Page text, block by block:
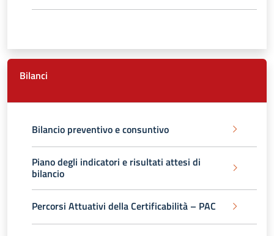
Bilanci
Bilancio preventivo e consuntivo
Piano degli indicatori e risultati attesi di
bilancio
Percorsi Attuativi della Certificabilità – PAC